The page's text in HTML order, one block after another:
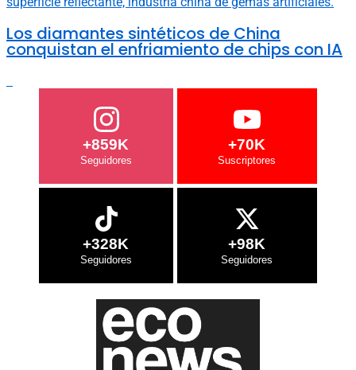
Los diamantes sintéticos de China
conquistan el enfriamiento de chips con IA
+859K +70K
+328K +98K